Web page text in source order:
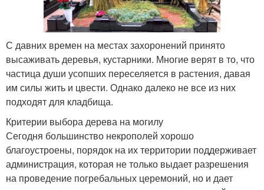
С давних времен на местах захоронений принято
высаживать деревья, кустарники. Многие верят в то, что
частица души усопших переселяется в растения, давая
им силы жить и цвести. Однако далеко не все из них
подходят для кладбища.
Критерии выбора дерева на могилу
Сегодня большинство некрополей хорошо
благоустроены, порядок на их территории поддерживает
администрация, которая не только выдает разрешения
на проведение погребальных церемоний, но и дает